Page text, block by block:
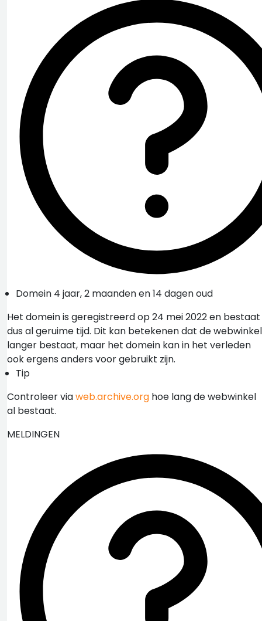
Domein 4 jaar, 2 maanden en 14 dagen oud
Het domein is geregistreerd op 24 mei 2022 en bestaat
dus al geruime tijd. Dit kan betekenen dat de webwinkel
langer bestaat, maar het domein kan in het verleden
ook ergens anders voor gebruikt zijn.
Tip
Controleer viaweb.archive.org hoe lang de webwinkel
al bestaat.
MELDINGEN